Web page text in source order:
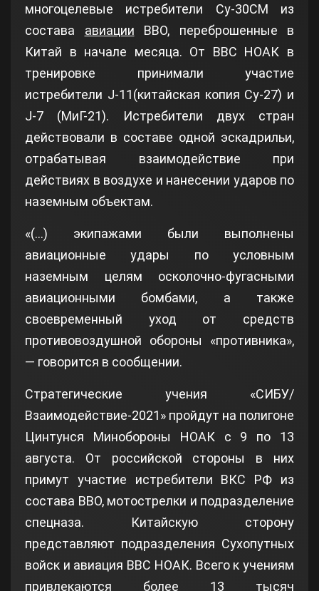
многоцелевые истребители Су-30СМ из
состава авиации ВВО, переброшенные в
Китай в начале месяца. От ВВС НОАК в
тренировке принимали участие
истребители J-11(китайская копия Су-27) и
J-7 (МиГ-21). Истребители двух стран
действовали в составе одной эскадрильи,
отрабатывая взаимодействие при
действиях в воздухе и нанесении ударов по
наземным объектам.
«(…) экипажами были выполнены
авиационные удары по условным
наземным целям осколочно-фугасными
авиационными бомбами, а также
своевременный уход от средств
противовоздушной обороны «противника»,
— говорится в сообщении.
Стратегические учения «СИБУ/
Взаимодействие-2021» пройдут на полигоне
Цинтунся Минобороны НОАК с 9 по 13
августа. От российской стороны в них
примут участие истребители ВКС РФ из
состава ВВО, мотострелки и подразделение
спецназа. Китайскую сторону
представляют подразделения Сухопутных
войск и авиация ВВС НОАК. Всего к учениям
привлекаются более 13 тысяч